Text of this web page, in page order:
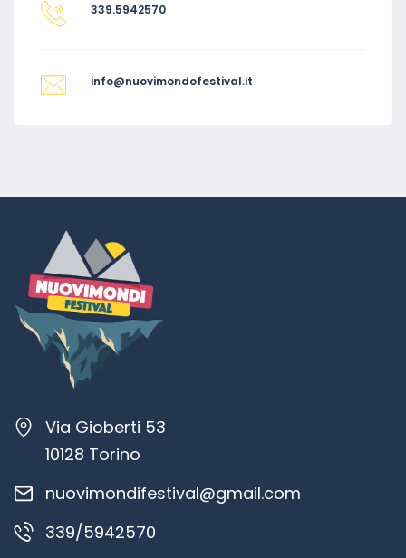
339.5942570
info@nuovimondofestival.it
Via Gioberti 53
10128 Torino
nuovimondifestival@gmail.com
339/5942570